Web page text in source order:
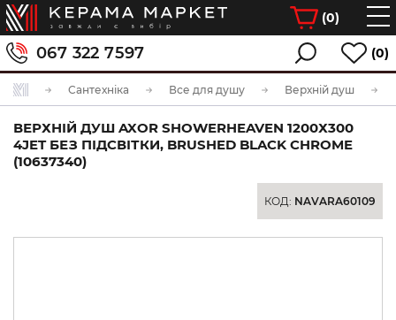
(0)
067 322 7597 (0)
Сантехніка Все для душу Верхній душ
ВЕРХНІЙ ДУШ AXOR SHOWERHEAVEN 1200Х300
4JET БЕЗ ПІДСВІТКИ, BRUSHED BLACK CHROME
(10637340)
КОД: NAVARA60109